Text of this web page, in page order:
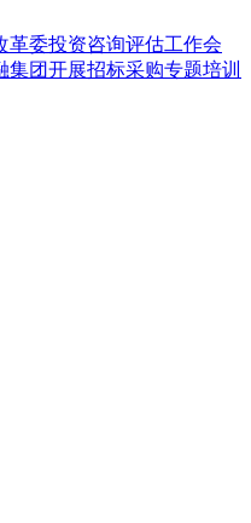
革委投资咨询评估工作会
团开展招标采购专题培训